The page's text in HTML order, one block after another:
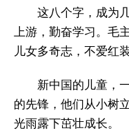
这八个字，成为
上游，勤奋学习。毛
儿女多奇志，不爱红
新中国的儿童，
的先锋，他们从小树
光雨露下茁壮成长。